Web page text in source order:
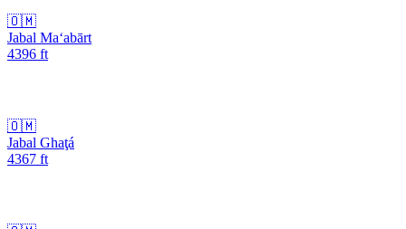
🇴🇲
Jabal Ma‘abārt
4396 ft
🇴🇲
Jabal Ghaţá
4367 ft